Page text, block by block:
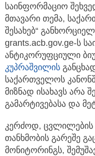
საინფორმაციო
მთავარი თემა,
შესახებ“
grants.acb.gov.ge-ს
ანტიკორუფციული
კუპრაშვილის
საქართველოს
მიზნად ისახავს არა
გამარტივებასა და
კერძოდ, ცვლილების
თანხმობის გარეშე
მონიტორინგს,